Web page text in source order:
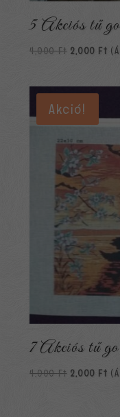
5 Akciós tű
4,000Ft Original
4,000 Ft.
2,000 Ft
Akció!
7 Akciós tű
4,000Ft Original
2,000 Ft